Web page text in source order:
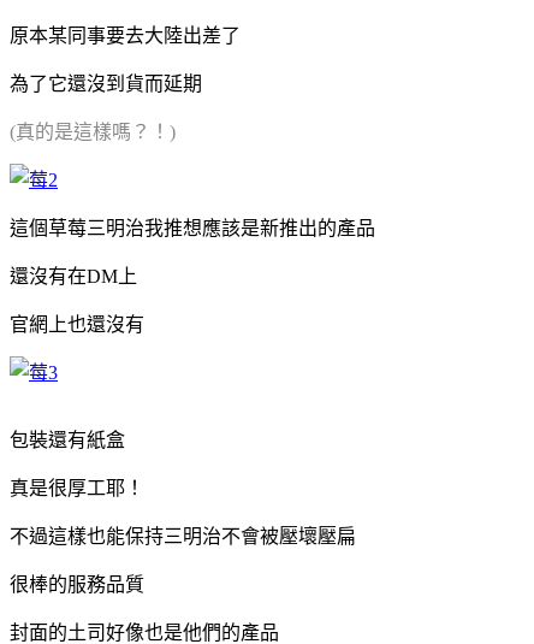
原本某同事要去大陸出差了
為了它還沒到貨而延期
(真的是這樣嗎？！)
這個草莓三明治我推想應該是新推出的產品
還沒有在DM上
官網上也還沒有
包裝還有紙盒
真是很厚工耶！
不過這樣也能保持三明治不會被壓壞壓扁
很棒的服務品質
封面的土司好像也是他們的產品